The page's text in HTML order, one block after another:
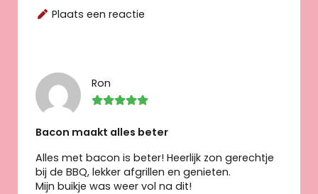
Plaats een reactie
Ron
Bacon maakt alles beter
Alles met bacon is beter! Heerlijk zon gerechtje
bij de BBQ, lekker afgrillen en genieten.
Mijn buikje was weer vol na dit!